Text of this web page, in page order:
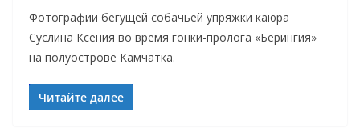
Фотографии бегущей собачьей упряжки каюра
Суслина Ксения во время гонки-пролога «Берингия»
на полуострове Камчатка.
Читайте далее